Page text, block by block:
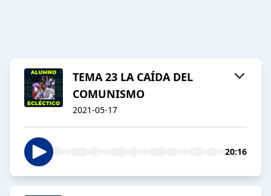
TEMA 23 LA CAÍDA DEL
COMUNISMO
2021-05-17
20:16